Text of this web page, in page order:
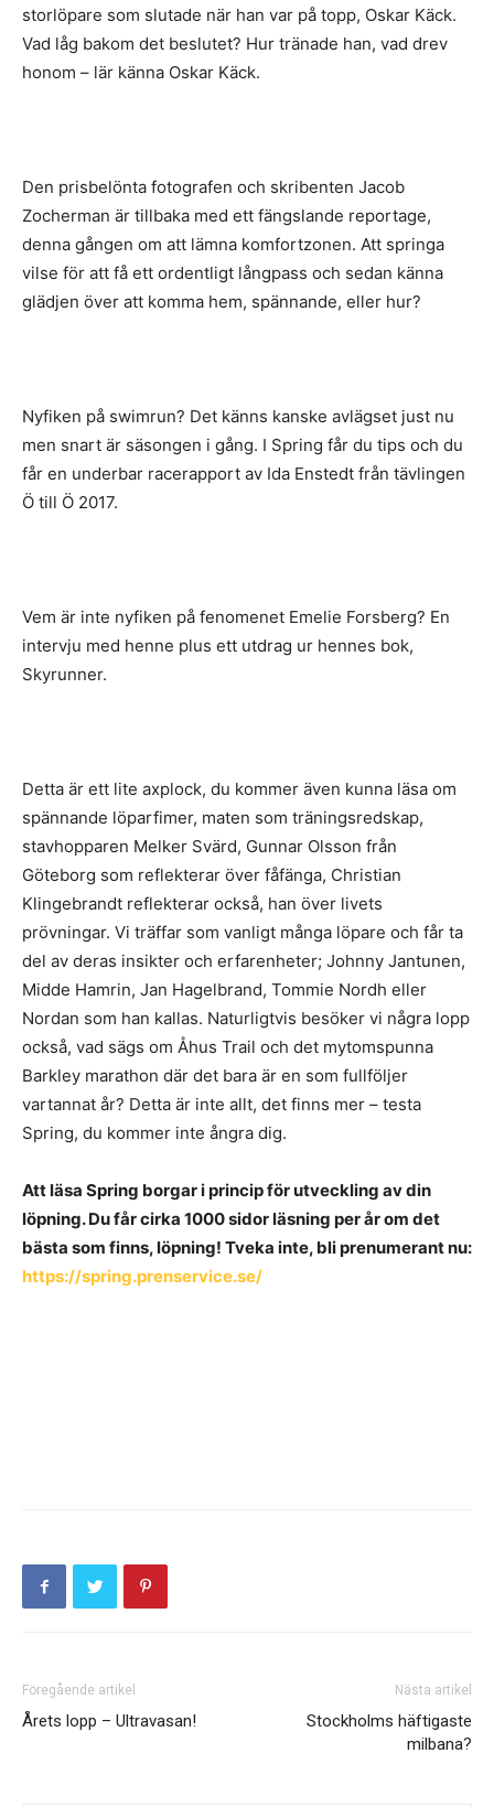
storlöpare som slutade när han var på topp, Oskar Käck.
Vad låg bakom det beslutet? Hur tränade han, vad drev
honom – lär känna Oskar Käck.
Den prisbelönta fotografen och skribenten Jacob
Zocherman är tillbaka med ett fängslande reportage,
denna gången om att lämna komfortzonen. Att springa
vilse för att få ett ordentligt långpass och sedan känna
glädjen över att komma hem, spännande, eller hur?
Nyfiken på swimrun? Det känns kanske avlägset just nu
men snart är säsongen i gång. I Spring får du tips och du
får en underbar racerapport av Ida Enstedt från tävlingen
Ö till Ö 2017.
Vem är inte nyfiken på fenomenet Emelie Forsberg? En
intervju med henne plus ett utdrag ur hennes bok,
Skyrunner.
Detta är ett lite axplock, du kommer även kunna läsa om
spännande löparfimer, maten som träningsredskap,
stavhopparen Melker Svärd, Gunnar Olsson från
Göteborg som reflekterar över fåfänga, Christian
Klingebrandt reflekterar också, han över livets
prövningar. Vi träffar som vanligt många löpare och får ta
del av deras insikter och erfarenheter; Johnny Jantunen,
Midde Hamrin, Jan Hagelbrand, Tommie Nordh eller
Nordan som han kallas. Naturligtvis besöker vi några lopp
också, vad sägs om Åhus Trail och det mytomspunna
Barkley marathon där det bara är en som fullföljer
vartannat år? Detta är inte allt, det finns mer – testa
Spring, du kommer inte ångra dig.
Att läsa Spring borgar i princip för utveckling av din
löpning. Du får cirka 1000 sidor läsning per år om det
bästa som finns, löpning! Tveka inte, bli prenumerant nu:
https://spring.prenservice.se/
Föregående artikel
Årets lopp – Ultravasan!
Nästa artikel
Stockholms häftigaste
milbana?